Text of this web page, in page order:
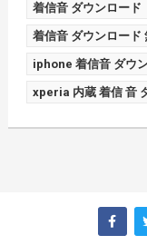
着信音 ダウンロード
着信音 ダウンロード
iphone 着信音 ダウ
xperia 内蔵 着信 音